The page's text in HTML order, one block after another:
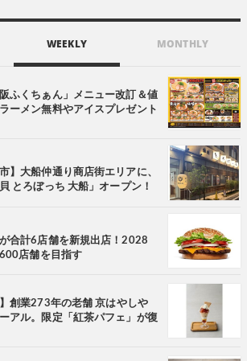
WEEKLY MONTHLY
ふくちぁん」メニュー改訂＆値
ーメン無料やアイスプレゼント
】大船仲通り商店街エリアに、
とろぼっち 大船」オープン！
合計6店舗を新規出店！2028
店舗を目指す
】創業273年の老舗 京はやしや
アル。限定「紅茶パフェ」が復